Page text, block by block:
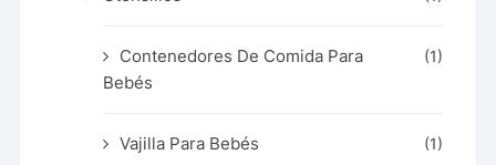
Contenedores De Comida Para
Bebés
(1)
Vajilla Para Bebés (1)